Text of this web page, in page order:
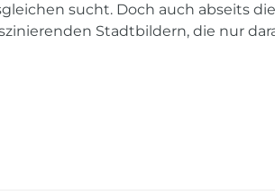
sucht. Doch auch abseits
Stadtbildern, die nur